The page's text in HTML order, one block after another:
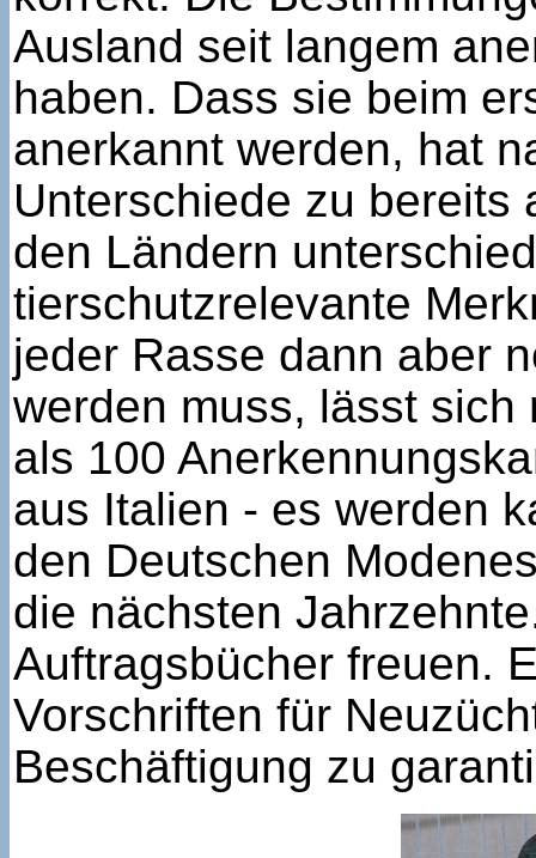
Ausland seit langem
haben. Dass sie beim
anerkannt werden, hat
Unterschiede zu bereits
den Ländern
tierschutzrelevante
jeder Rasse dann aber
werden muss, lässt
als 100
aus Italien - es werden
den Deutschen
die nächsten
Auftragsbücher freuen.
Vorschriften für
Beschäftigung zu